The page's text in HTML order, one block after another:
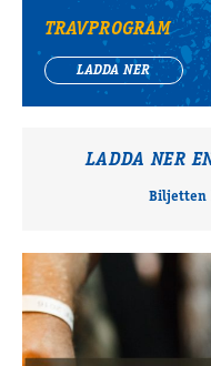
TRAVPROGRAM
LADDA NER
LADDA NER
Biljetten